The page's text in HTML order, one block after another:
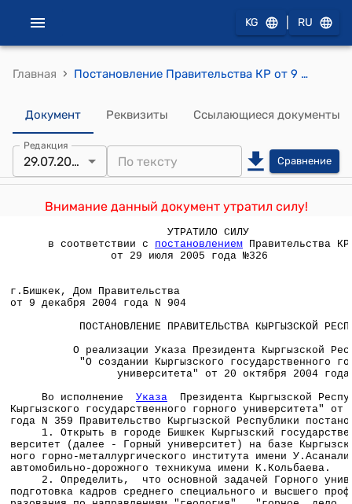
KG RU
Главная › Постановление Правительства КР от 9 декабря 2004 года N 904 "О реализации Указа Президента Кыргызской Республики "О создании Кыргызского государственного горного университета" от 20 октября 2004 года"
Документ Реквизиты Ссылающиеся документы
Редакция
29.07.2005 Сравнение
Внимание данный документ утратил силу!